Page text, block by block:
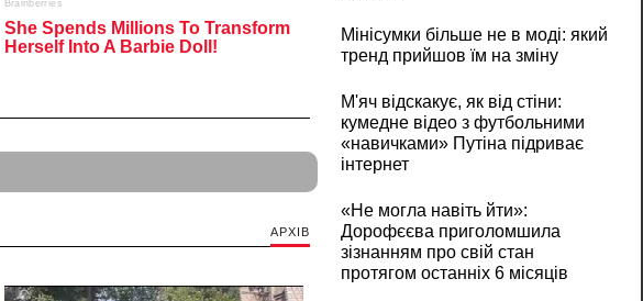
АРХІВ
Мінісумки більше не в моді: який
тренд прийшов їм на зміну
М'яч відскакує, як від стіни:
кумедне відео з футбольними
«навичками» Путіна підриває
інтернет
«Не могла навіть йти»:
Дорофєєва приголомшила
зізнанням про свій стан
протягом останніх 6 місяців